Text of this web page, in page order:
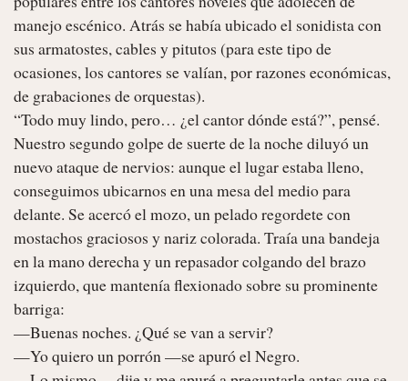
manejo escénico. Atrás se había ubicado el sonidista con
sus armatostes, cables y pitutos (para este tipo de
ocasiones, los cantores se valían, por razones económicas,
de grabaciones de orquestas).
“Todo muy lindo, pero… ¿el cantor dónde está?”, pensé.
Nuestro segundo golpe de suerte de la noche diluyó un
nuevo ataque de nervios: aunque el lugar estaba lleno,
conseguimos ubicarnos en una mesa del medio para
delante. Se acercó el mozo, un pelado regordete con
mostachos graciosos y nariz colorada. Traía una bandeja
en la mano derecha y un repasador colgando del brazo
izquierdo, que mantenía flexionado sobre su prominente
barriga:
—Buenas noches. ¿Qué se van a servir?
—Yo quiero un porrón —se apuró el Negro.